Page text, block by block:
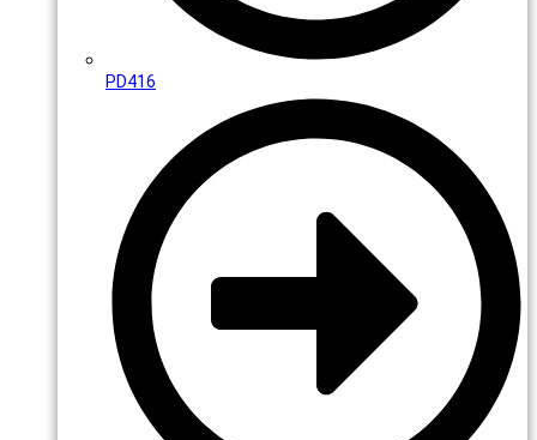
PD416